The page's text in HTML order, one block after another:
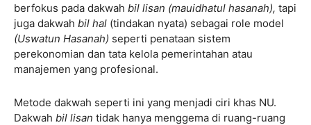
berfokus pada dakwah bil lisan (mauidhatul hasanah), tapi
juga dakwah bil hal (tindakan nyata) sebagai role model
(Uswatun Hasanah) seperti penataan sistem
perekonomian dan tata kelola pemerintahan atau
manajemen yang profesional.
Metode dakwah seperti ini yang menjadi ciri khas NU.
Dakwah bil lisan tidak hanya menggema di ruang-ruang